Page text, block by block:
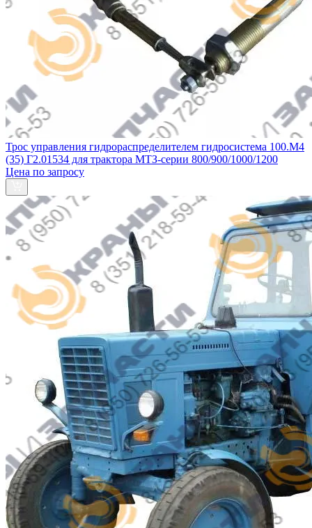
Трос управления гидрораспределителем гидросистема 100.М4
(35) Г2.01534 для трактора МТЗ-серии 800/900/1000/1200
Цена по запросу